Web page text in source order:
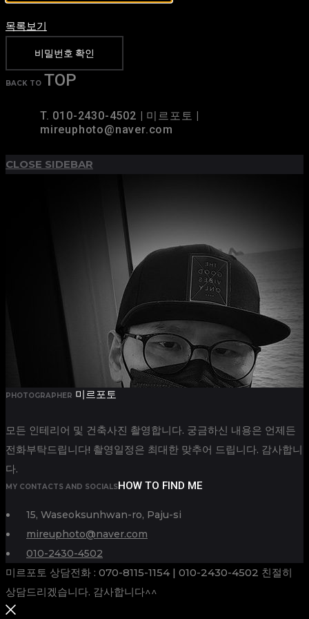
목록보기
비밀번호 확인
BACK TO TOP
T. 010-2430-4502 | 미르포토 |
mireuphoto@naver.com
CLOSE SIDEBAR
PHOTOGRAPHER 미르포토
모든 인테리어 및 건축사진 촬영합니다. 궁금하신 내용은 언제든
전화부탁드립니다! 촬영일정은 최대한 맞추어 드립니다. 감사합니
다.
MY CONTACTS AND SOCIALSHOW TO FIND ME
15, Waseoksunhwan-ro, Paju-si
mireuphoto@naver.com
010-2430-4502
미르포토 상담전화 : 070-8115-1154 | 010-2430-4502 친절히
상담드리겠습니다. 감사합니다^^